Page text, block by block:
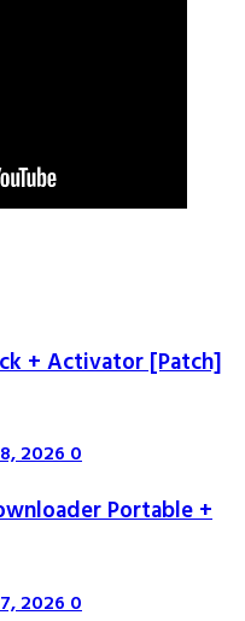
+ Activator [Patch]
20260
Portable +
20260